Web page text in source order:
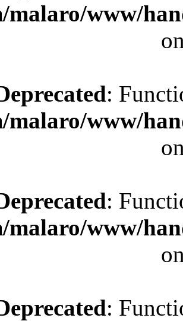
malaro/www/
:
malaro/www/
:
malaro/www/
: